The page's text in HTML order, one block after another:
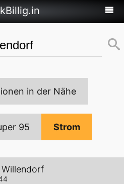
in der Nähe
95 Strom